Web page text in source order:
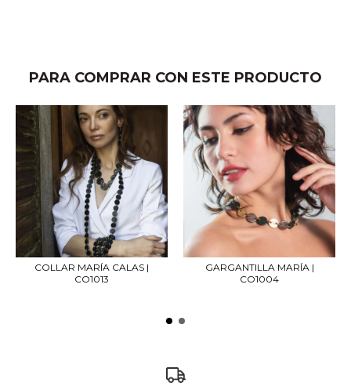
PARA COMPRAR CON ESTE PRODUCTO
COLLAR MARÍA CALAS |
CO1013
GARGANTILLA MARÍA |
CO1004